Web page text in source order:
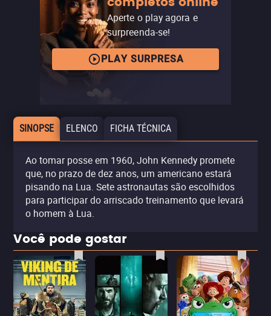
Aperte o play agora e
surpreenda-se!
PLAY SURPRESA
SINOPSE ELENCO FICHA TÉCNICA
Ao tomar posse em 1960, John Kennedy promete
que, no prazo de dez anos, um americano estará
pisando na Lua. Sete astronautas são escolhidos
para participar do arriscado treinamento que levará
o homem à Lua.
Você pode gostar